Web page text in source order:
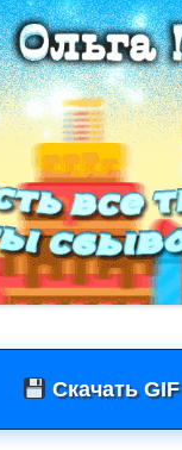
Скачать GIF